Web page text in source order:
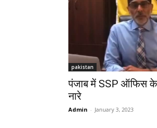
pakistan
पंजाब में SSP ऑफिस के
नारे
Admin - January 3, 2023